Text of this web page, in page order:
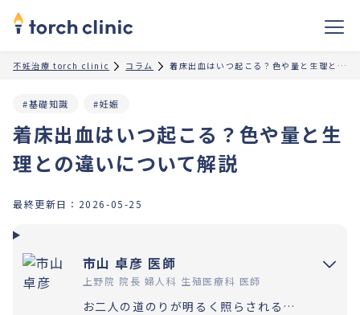
不妊治療 torch clinic コラム 着床出血はいつ起こる？色や量と生理との違いについて解説
着床出血はいつ起こる？色や量と生
理との違いについて解説
#基礎知識 #妊娠
最終更新日： 2026-05-25
市山 卓彦 医師
上野院 院長 婦人科 生殖医療科 医師
お二人の道のりが明るく照らされるよう「理解」と「納得」の上で選択いただく過程を大切にしています。エビデンスに基づいた高水準の医療提供により「幸せな家族計画の実現」をお手伝いさせていただきます。